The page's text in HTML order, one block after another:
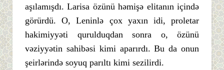
aşılamışdı. Larisa özünü həmişə elitanın içində
görürdü. O, Leninlə çox yaxın idi, proletar
hakimiyyəti qurulduqdan sonra o, özünü
vəziyyətin sahibəsi kimi aparırdı. Bu da onun
şeirlərində soyuq parıltı kimi sezilirdi.